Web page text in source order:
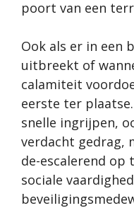
poort van een
Ook als er in een
uitbreekt of
calamiteit
eerste ter
snelle ingrijpen,
verdacht gedrag,
de-escalerend op
sociale